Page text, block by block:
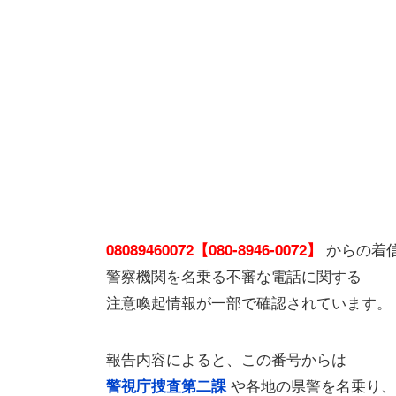
08089460072【080-8946-0072】
からの着
警察機関を名乗る不審な電話に関する
注意喚起情報が一部で確認されています。
報告内容によると、この番号からは
警視庁捜査第二課や各地の県警を名乗り、